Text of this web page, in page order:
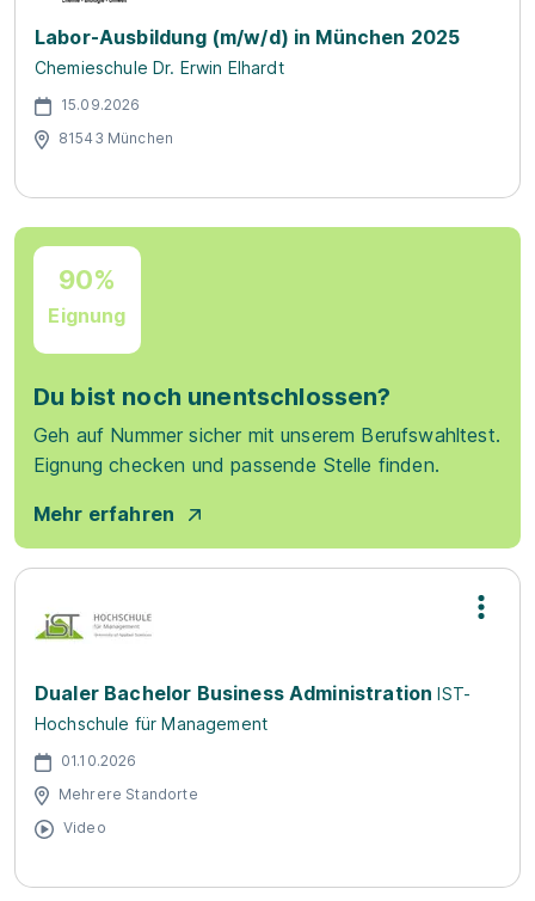
Labor-Ausbildung (m/w/d) in München 2025
Chemieschule Dr. Erwin Elhardt
15.09.2026
81543 München
90%
Eignung
Du bist noch unentschlossen?
Geh auf Nummer sicher mit unserem Berufswahltest.
Eignung checken und passende Stelle finden.
Mehr erfahren
Dualer Bachelor Business Administration IST-
Hochschule für Management
01.10.2026
Mehrere Standorte
Video